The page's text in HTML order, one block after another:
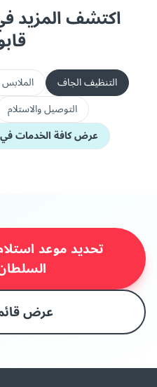
اكتشف المزيد
التنظيف الجاف الملابس
التوصيل والاستلام
عرض كافة الخدمات
تحديد موعد
عرض